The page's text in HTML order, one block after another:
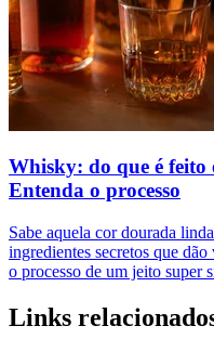
Whisky: do que é feito
Entenda o processo
Sabe aquela cor dourada
ingredientes secretos que dão
o processo de um jeito super
Links